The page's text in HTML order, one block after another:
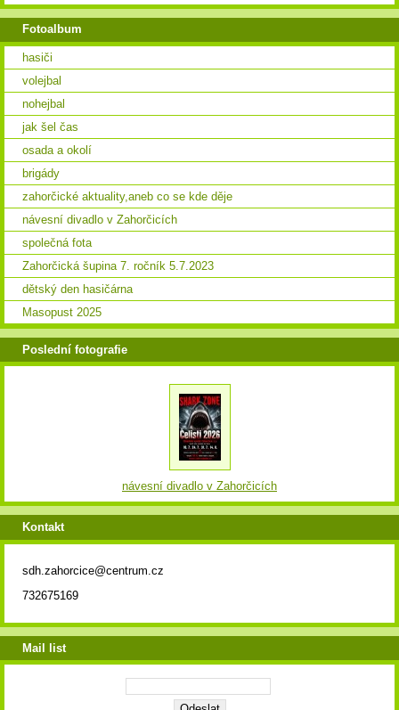
Fotoalbum
hasiči
volejbal
nohejbal
jak šel čas
osada a okolí
brigády
zahorčické aktuality,aneb co se kde děje
návesní divadlo v Zahorčicích
společná fota
Zahorčická šupina 7. ročník 5.7.2023
dětský den hasičárna
Masopust 2025
Poslední fotografie
návesní divadlo v Zahorčicích
Kontakt
sdh.zahorcice@centrum.cz
732675169
Mail list